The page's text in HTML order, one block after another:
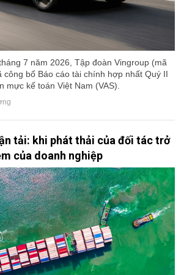
7 năm 2026, Tập đoàn Vingroup (mã
công bố Báo cáo tài chính hợp nhất Quý II
mực kế toán Việt Nam (VAS).
tải: khi phát thải của đối tác trở
của doanh nghiệp